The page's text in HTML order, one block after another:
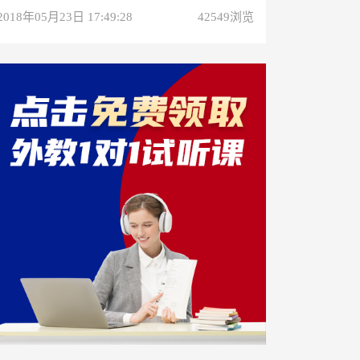
年05月23日 17:49:28
42549浏览